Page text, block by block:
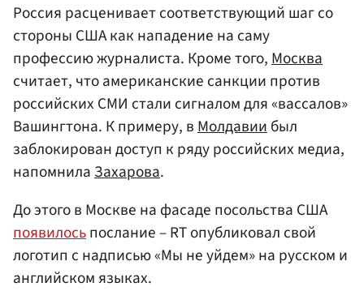
Россия расценивает соответствующий шаг со
стороны США как нападение на саму
профессию журналиста. Кроме того,Москва
считает, что американские санкции против
российских СМИ стали сигналом для «вассалов»
Вашингтона. К примеру, вМолдавиибыл
заблокирован доступ к ряду российских медиа,
напомнилаЗахарова.
До этого в Москве на фасаде посольства США
появилосьпослание – RT опубликовал свой
логотип с надписью «Мы не уйдем» на русском и
английском языках.